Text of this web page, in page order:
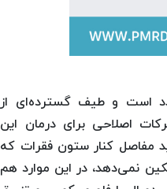
است و طیف گسترده‌ای از
اصلاحی برای درمان این
مفاصل کنار ستون فقرات که
نمی‌دهد، در این موارد هم